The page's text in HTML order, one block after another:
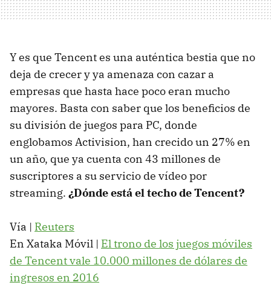
Y es que Tencent es una auténtica bestia que no
deja de crecer y ya amenaza con cazar a
empresas que hasta hace poco eran mucho
mayores. Basta con saber que los beneficios de
su división de juegos para PC, donde
englobamos Activision, han crecido un 27% en
un año, que ya cuenta con 43 millones de
suscriptores a su servicio de vídeo por
streaming. ¿Dónde está el techo de Tencent?
Vía | Reuters
En Xataka Móvil | El trono de los juegos móviles
de Tencent vale 10.000 millones de dólares de
ingresos en 2016